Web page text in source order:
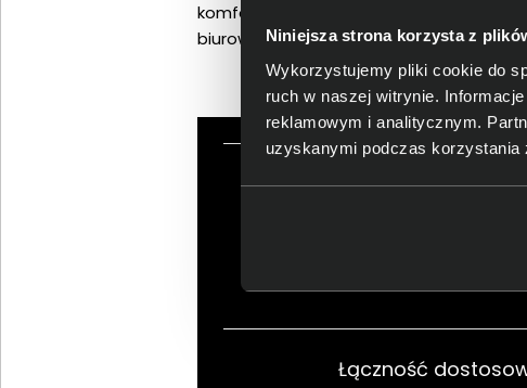
Niniejsza strona korzysta z
Wykorzystujemy pliki cookie do
ruch w naszej witrynie.
reklamowym i analitycznym.
uzyskanymi podczas korzystania
komfortowa i czytelna. To ekran
biurowych.
Obraz płynny i stabilny
Łączność